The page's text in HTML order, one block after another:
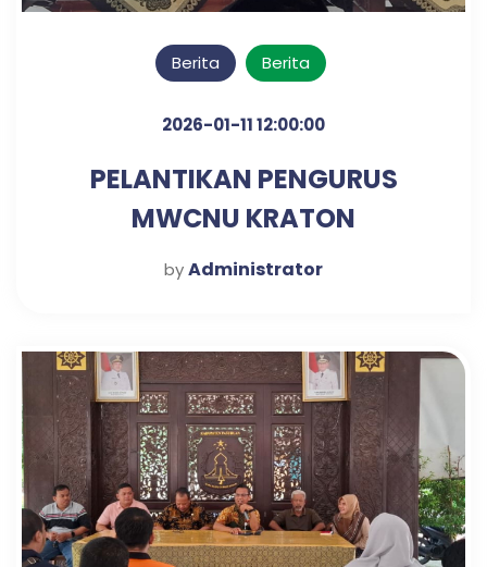
Berita Berita
2026-01-11 12:00:00
PELANTIKAN PENGURUS
MWCNU KRATON
byAdministrator